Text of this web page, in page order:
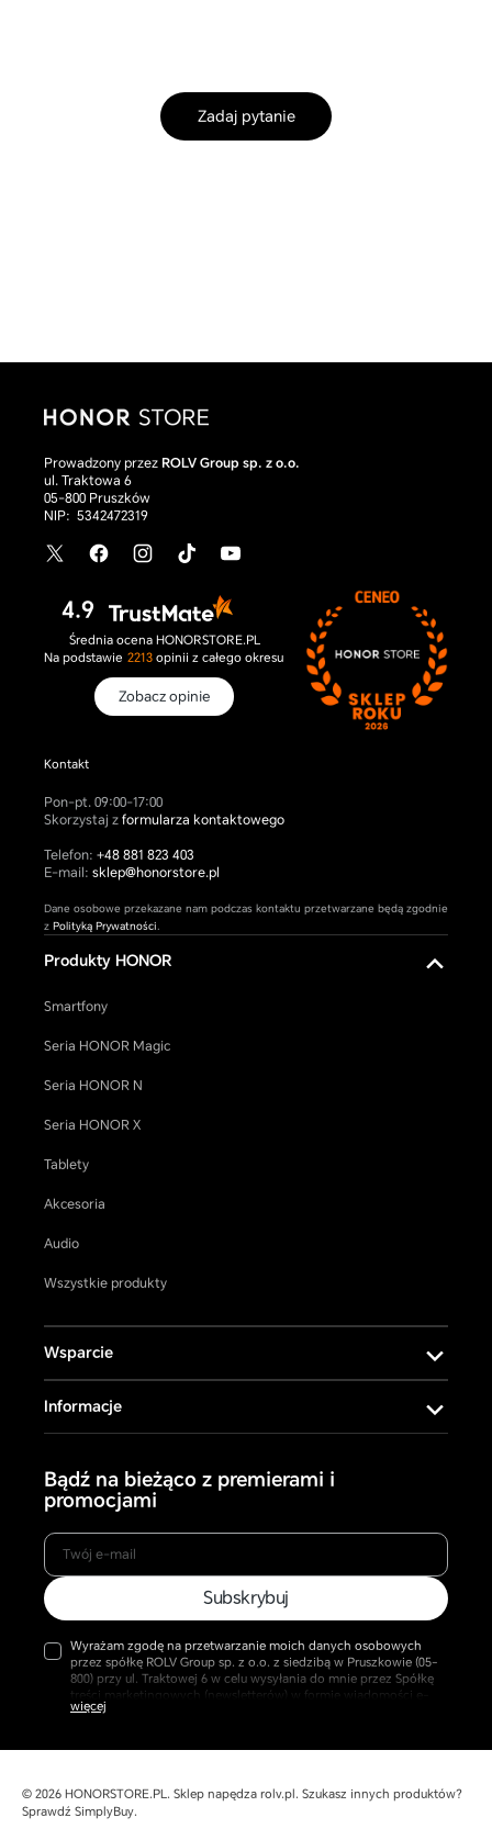
Zadaj pytanie
Prowadzony przez ROLV Group sp. z o.o.
ul. Traktowa 6
05-800 Pruszków
NIP: 5342472319
X
Twitter
FacebookInstagramTikTokYouTube
4.9
Średnia ocena HONORSTORE.PL
Na podstawie 2213 opiniiz całego okresu
Zobacz opinie
Kontakt
Pon-pt. 09:00-17:00
Skorzystaj z formularza kontaktowego
Telefon: +48 881 823 403
E-mail: sklep@honorstore.pl
Dane osobowe przekazane nam podczas kontaktu przetwarzane będą zgodnie
z Polityką Prywatności.
Produkty HONOR
Smartfony
Seria HONOR Magic
Seria HONOR N
Seria HONOR X
Tablety
Akcesoria
Audio
Wszystkie produkty
Wsparcie
Informacje
Bądź na bieżąco z premierami i
promocjami
Twój
e-
mail
Subskrybuj
Wyrażam zgodę na przetwarzanie moich danych osobowych
przez spółkę ROLV Group sp. z o.o. z siedzibą w Pruszkowie (05-
800) przy ul. Traktowej 6 w celu wysyłania do mnie przez Spółkę
treści marketingowych (newsletterów) w formie wiadomości e-
mail przesyłanych na podany przeze mnie adres. Przyjmuję do
© 2026 HONORSTORE.PL. Sklep napędza rolv.pl. Szukasz innych produktów?
Sprawdź SimplyBuy.